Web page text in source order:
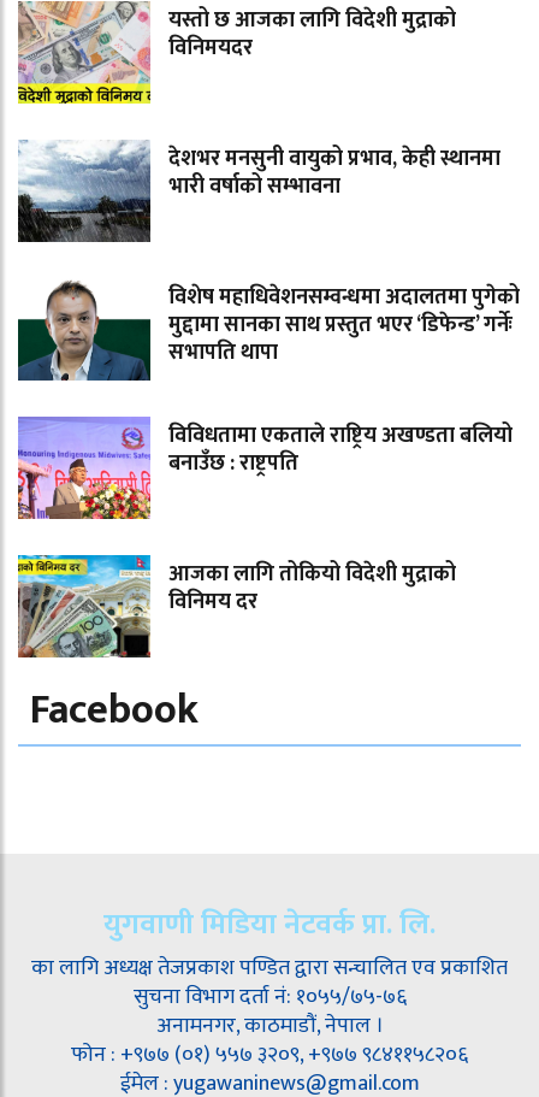
यस्तो छ आजका लागि विदेशी मुद्राको
विनिमयदर
देशभर मनसुनी वायुको प्रभाव, केही स्थानमा
भारी वर्षाको सम्भावना
विशेष महाधिवेशनसम्वन्धमा अदालतमा पुगेको
मुद्दामा सानका साथ प्रस्तुत भएर ‘डिफेन्ड’ गर्नेः
सभापति थापा
विविधतामा एकताले राष्ट्रिय अखण्डता बलियो
बनाउँछ : राष्ट्रपति
आजका लागि तोकियो विदेशी मुद्राको
विनिमय दर
Facebook
युगवाणी मिडिया नेटवर्क प्रा. लि.
का लागि अध्यक्ष तेजप्रकाश पण्डित द्वारा सन्चालित एव प्रकाशित
सुचना विभाग दर्ता नं: १०५५/७५-७६
अनामनगर, काठमाडौं, नेपाल ।
फोन : +९७७ (०१) ५५७ ३२०९, +९७७ ९८४११५८२०६
ईमेल : yugawaninews@gmail.com